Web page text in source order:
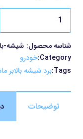
برد
شیشه
بالابر
شناسه محصول: شیشه-
Category: خودرو
Tags: برد شیشه بالابر
توضیحات